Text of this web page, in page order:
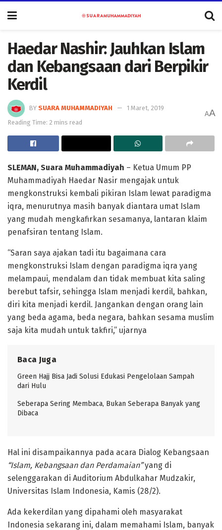
Haedar Nashir: Jauhkan Islam
dan Kebangsaan dari Berpikir
Kerdil
BY SUARA MUHAMMADIYAH
1 Maret, 2019
Reading Time: 2 mins read
AA
SLEMAN, Suara Muhammadiyah – Ketua Umum PP
Muhammadiyah Haedar Nasir mengajak untuk
mengkonstruksi kembali pikiran Islam lewat paradigma
iqra, menurutnya masih banyak diantara umat Islam
yang mudah mengkafirkan sesamanya, lantaran klaim
penafsiran tentang Islam.
“Saran saya ajakan tadi itu bagaimana cara
mengkonstruksi Islam dengan paradigma iqra yang
melampaui, mendalam dan tidak membuat kita saling
berebut tafsir, sehingga Islam menjadi kerdil, bahkan,
diri kita menjadi kerdil. Jangankan dengan orang lain
yang beda agama, beda negara, bahkan sesama muslim
saja kita mudah untuk takfiri,” ujarnya
Baca Juga
Green Hajj Bisa Jadi Solusi Edukasi Pengelolaan Sampah
dari Hulu
Seberapa Sering Membaca, Bukan Seberapa Banyak yang
Dibaca
Hal ini disampaikannya pada acara Dialog Kebangsaan
“Islam, Kebangsaan dan Perdamaian”yang di
selenggarakan di Auditorium Abdulkahar Mudzakir,
Universitas Islam Indonesia, Kamis (28/2).
Ada kekerdilan yang dipahami oleh masyarakat
Indonesia sekarang ini, dalam memahami Islam, banyak